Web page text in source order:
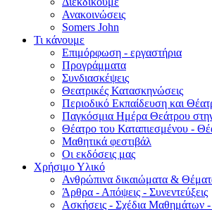
Ανακοινώσεις
Somers John
Τι κάνουμε
Επιμόρφωση - εργαστήρια
Προγράμματα
Συνδιασκέψεις
Θεατρικές Κατασκηνώσεις
Περιοδικό Εκπαίδευση και
Παγκόσμια Ημέρα Θεάτρου
Θέατρο του Καταπιεσμένου -
Μαθητικά φεστιβάλ
Οι εκδόσεις μας
Χρήσιμο Υλικό
Ανθρώπινα δικαιώματα &
Άρθρα - Απόψεις - Συνεντεύξεις
Ασκήσεις - Σχέδια Μαθημάτων